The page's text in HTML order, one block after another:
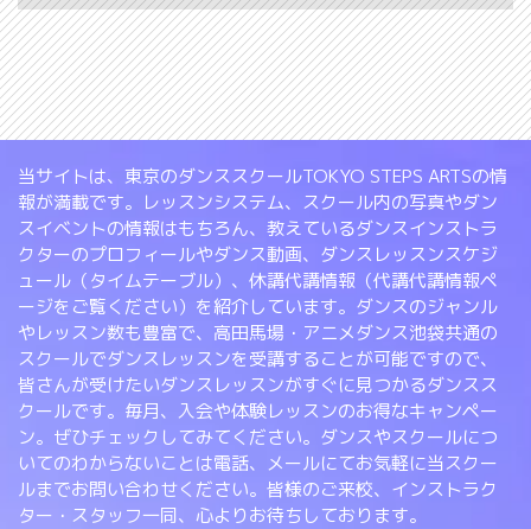
当サイトは、東京のダンススクールTOKYO STEPS ARTSの情
報が満載です。レッスンシステム、スクール内の写真やダン
スイベントの情報はもちろん、教えているダンスインストラ
クターのプロフィールやダンス動画、ダンスレッスンスケジ
ュール（タイムテーブル）、休講代講情報（代講代講情報ペ
ージをご覧ください）を紹介しています。ダンスのジャンル
やレッスン数も豊富で、高田馬場・アニメダンス池袋共通の
スクールでダンスレッスンを受講することが可能ですので、
皆さんが受けたいダンスレッスンがすぐに見つかるダンスス
クールです。毎月、入会や体験レッスンのお得なキャンペー
ン。ぜひチェックしてみてください。ダンスやスクールにつ
いてのわからないことは電話、メールにてお気軽に当スクー
ルまでお問い合わせください。皆様のご来校、インストラク
ター・スタッフ一同、心よりお待ちしております。